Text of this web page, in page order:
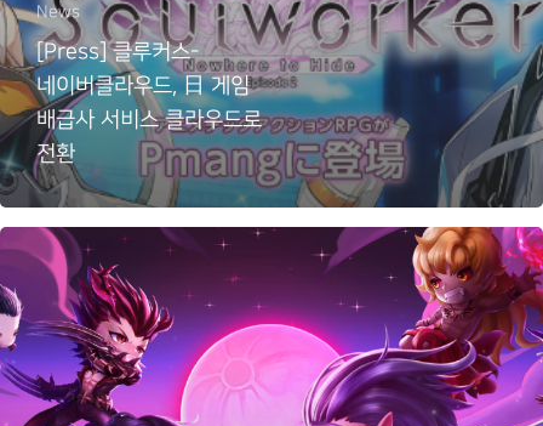
News
[Press] 클루커스-
네이버클라우드, 日 게임
배급사 서비스 클라우드로
전환